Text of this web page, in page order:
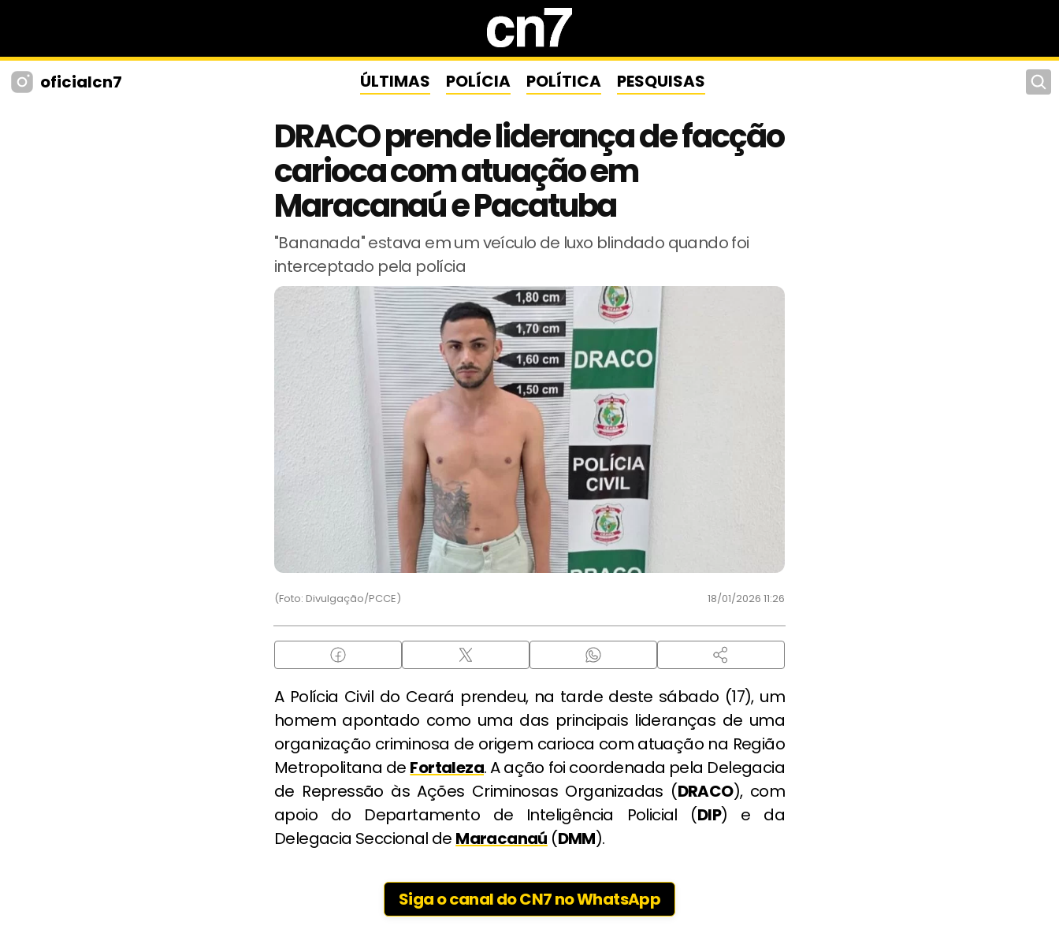
oficialcn7 ÚLTIMAS POLÍCIA POLÍTICA PESQUISAS
DRACO prende liderança de facção
carioca com atuação em
Maracanaú e Pacatuba
"Bananada" estava em um veículo de luxo blindado quando foi
interceptado pela polícia
(Foto: Divulgação/PCCE) 18/01/2026 11:26
A Polícia Civil do Ceará prendeu, na tarde deste sábado (17), um
homem apontado como uma das principais lideranças de uma
organização criminosa de origem carioca com atuação na Região
Metropolitana de Fortaleza. A ação foi coordenada pela Delegacia
de Repressão às Ações Criminosas Organizadas (DRACO), com
apoio do Departamento de Inteligência Policial (DIP) e da
Delegacia Seccional de Maracanaú (DMM).
Siga o canal do CN7 no WhatsApp